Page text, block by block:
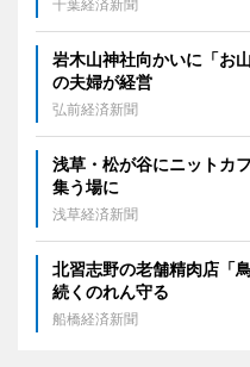
千葉経済新聞
岩木山神社向かいに「お
の夫婦が経営
弘前経済新聞
浅草・松が谷にニット
集う場に
浅草経済新聞
北習志野の老舗精肉店「
続くのれん守る
船橋経済新聞